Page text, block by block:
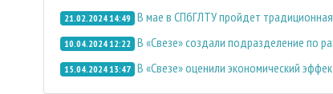
21.02.2024 14:49 В мае в СПбГЛТУ пройдет
10.04.2024 12:22 В «Свезе» создали подразделение по
15.04.2024 13:47 В «Свезе» оценили экономический